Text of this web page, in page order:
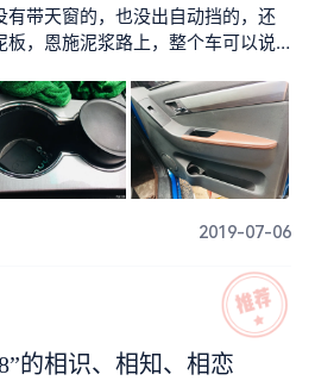
也不乏好多选购，听询他们用过后
越野性能超强，我也试驾了朋友的
力，再次是车内的噪音非常小，外
这是在美国电影里看到的超级大
发出了这样的感叹，动力就是我是个
车跟我朋友那款还不一样，带了越
括铁的踏板，铁的保险杠，铁的龙
大尺寸加宽的，噪音是因为恩施山
有带天窗的，也没出自动挡的，还
板，恩施泥浆路上，整个车可以说
2019-07-06
的相识、相知、相恋